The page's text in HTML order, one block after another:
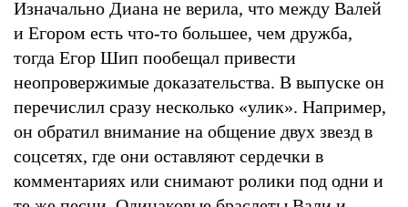
Изначально Диана не верила, что между Валей
и Егором есть что-то большее, чем дружба,
тогда Егор Шип пообещал привести
неопровержимые доказательства. В выпуске он
перечислил сразу несколько «улик». Например,
он обратил внимание на общение двух звезд в
соцсетях, где они оставляют сердечки в
комментариях или снимают ролики под одни и